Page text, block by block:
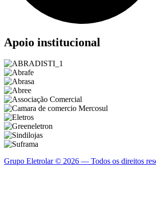
Apoio institucional
Grupo Eletrolar © 2026 — Todos os direitos